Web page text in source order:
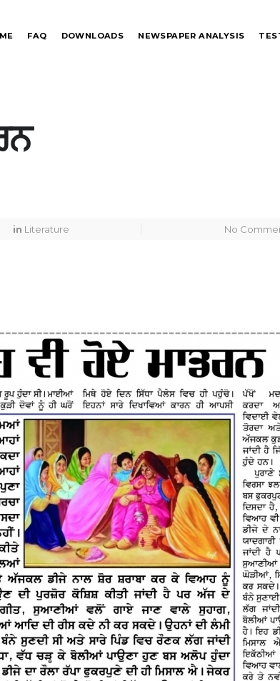
FAQ DOWNLOADS NEWSPAPER ANALYSIS
in Literature No